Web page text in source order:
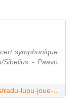
symphonique
Sibelius - Paavo